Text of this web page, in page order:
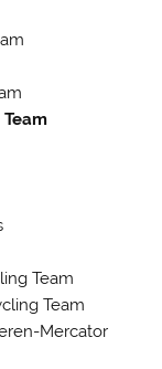
Team
Team
Mercator